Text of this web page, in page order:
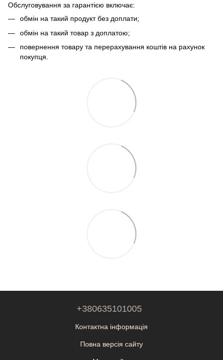
Обслуговування за гарантією включає:
обмін на такий продукт без доплати;
обмін на такий товар з доплатою;
повернення товару та перерахування коштів на рахунок
покупця.
+380635101005
Контактна інформація
Повна версія сайту